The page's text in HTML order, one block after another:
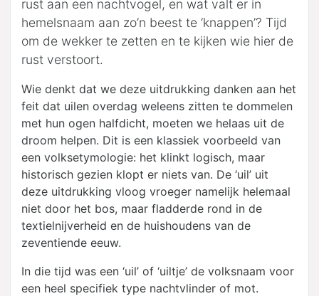
rust aan een nachtvogel, en wat valt er in
hemelsnaam aan zo’n beest te ‘knappen’? Tijd
om de wekker te zetten en te kijken wie hier de
rust verstoort.
Wie denkt dat we deze uitdrukking danken aan het
feit dat uilen overdag weleens zitten te dommelen
met hun ogen halfdicht, moeten we helaas uit de
droom helpen. Dit is een klassiek voorbeeld van
een volksetymologie: het klinkt logisch, maar
historisch gezien klopt er niets van. De ‘uil’ uit
deze uitdrukking vloog vroeger namelijk helemaal
niet door het bos, maar fladderde rond in de
textielnijverheid en de huishoudens van de
zeventiende eeuw.
In die tijd was een ‘uil’ of ‘uiltje’ de volksnaam voor
een heel specifiek type nachtvlinder of mot.